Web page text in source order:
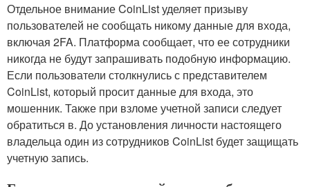
Отдельное внимание CoinList уделяет призыву
пользователей не сообщать никому данные для входа,
включая 2FA. Платформа сообщает, что ее сотрудники
никогда не будут запрашивать подобную информацию.
Если пользователи столкнулись с представителем
CoinList, который просит данные для входа, это
мошенник. Также при взломе учетной записи следует
обратиться в. До установления личности настоящего
владельца один из сотрудников CoinList будет защищать
учетную запись.